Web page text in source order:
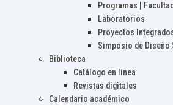
Programas |
Laboratorios
Proyectos
Simposio de Diseño
Biblioteca
Catálogo en línea
Revistas digitales
Calendario académico